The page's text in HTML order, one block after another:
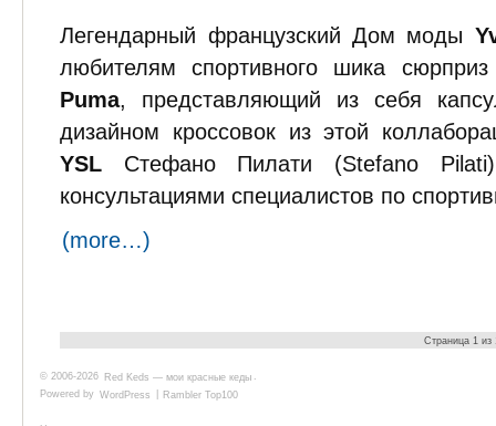
Легендарный французский Дом моды
любителям спортивного шика
Puma, представляющий из себя
дизайном кроссовок из этой
YSL Стефано Пилати (Stefano
консультациями специалистов по
(more…)
Страница 1 из
© 2006-2026 Red Keds — мои красные кеды .
Powered by WordPress Rambler Top100